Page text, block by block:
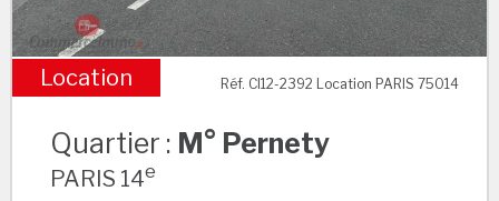
Location Réf. CI12-2392 Location PARIS 75014
Quartier : M° Pernety
PARIS 14e